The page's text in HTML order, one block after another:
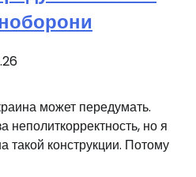
может передумать.
неполиткорректность, но я
такой конструкции. Потому